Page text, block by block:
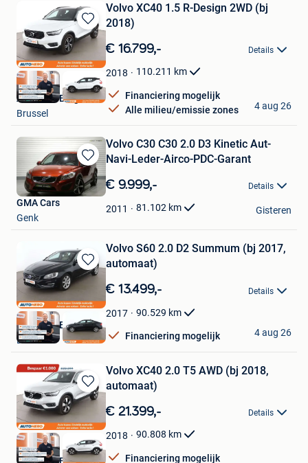
Bewaren
in
Mijn
Favorieten
Volvo XC40 1.5 R-Design 2WD (bj
2018)
€ 16.799,- Details
2018 110.211 km
Financiering mogelijk
Alle milieu/emissie zones
Autohero België
Brussel
4 aug 26
Bewaren
in
Mijn
Favorieten
Volvo C30 C30 2.0 D3 Kinetic Aut-
Navi-Leder-Airco-PDC-Garant
€ 9.999,- Details
2011 81.102 km
GMA Cars
Genk
Gisteren
Bewaren
in
Favorieten
Volvo S60 2.0 D2 Summum (bj 2017,
automaat)
€ 13.499,- Details
2017 90.529 km
Financiering mogelijk
Autohero België
Brussel
4 aug 26
Bewaren
in
Mijn
Favorieten
Volvo XC40 2.0 T5 AWD (bj 2018,
automaat)
€ 21.399,- Details
2018 90.808 km
Financiering mogelijk